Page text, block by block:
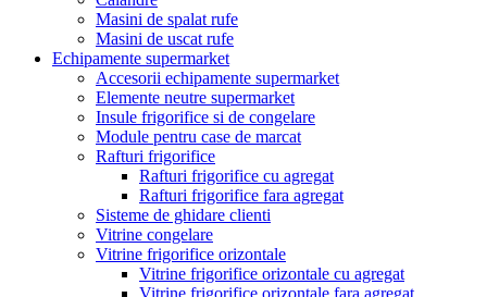
Masini de spalat rufe
Masini de uscat rufe
Echipamente supermarket
Accesorii echipamente supermarket
Elemente neutre supermarket
Insule frigorifice si de congelare
Module pentru case de marcat
Rafturi frigorifice
Rafturi frigorifice cu agregat
Rafturi frigorifice fara agregat
Sisteme de ghidare clienti
Vitrine congelare
Vitrine frigorifice orizontale
Vitrine frigorifice orizontale cu agregat
Vitrine frigorifice orizontale fara agregat